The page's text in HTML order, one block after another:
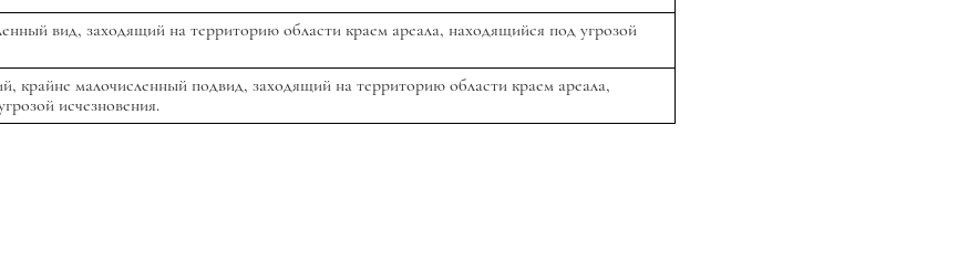
вид, заходящий на территорию области краем ареала, находящийся под угрозой
крайне малочисленный подвид, заходящий на территорию области краем ареала,
исчезновения.